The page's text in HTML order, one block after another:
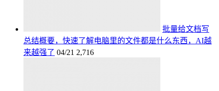
批量给文档写
总结概要，快速了解电脑里的文件都是什么东西，AI越
来越强了 04/21 2,716